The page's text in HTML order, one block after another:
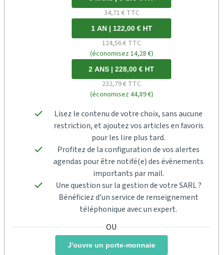
34,71 € TTC
1 AN | 122,00 € HT
124,56 € TTC
(économisez 14,28 €)
2 ANS | 228,00 € HT
232,79 € TTC
(économisez 44,89 €)
Lisez le contenu de votre choix, sans aucune
restriction, et ajoutez vos articles en favoris
pour les lire plus tard.
Profitez de la configuration de vos alertes
agendas pour être notifé(e) des évènements
importants par mail.
Une question sur la gestion de votre SARL ?
Bénéficiez d’un service de renseignement
téléphonique avec un expert.
J'ouvre un porte-monnaie